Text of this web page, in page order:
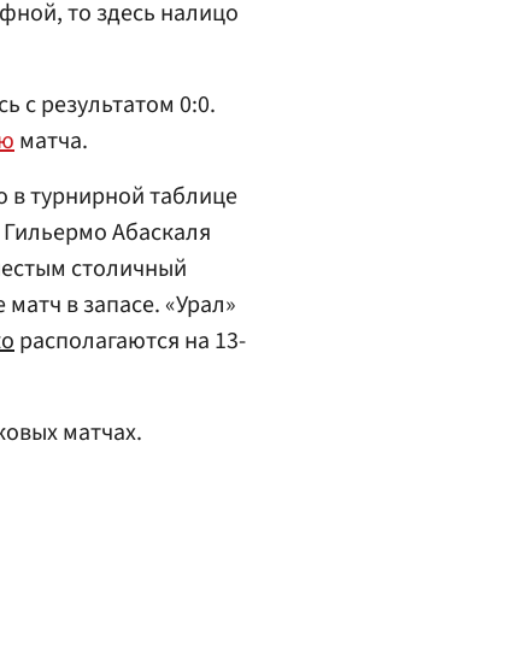
то здесь налицо
с результатом 0:0.
матча.
в турнирной таблице
Абаскаля
столичный
в запасе. «Урал»
располагаются на 13-
матчах.